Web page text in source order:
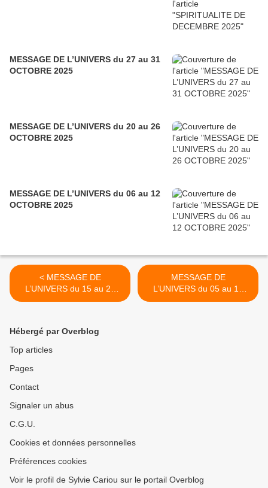
MESSAGE DE L’UNIVERS du 27 au 31
OCTOBRE 2025
MESSAGE DE L’UNIVERS du 20 au 26
OCTOBRE 2025
MESSAGE DE L’UNIVERS du 06 au 12
OCTOBRE 2025
< MESSAGE DE
L’UNIVERS du 15 au 21
JANVIER 2023
MESSAGE DE
L’UNIVERS du 05 au 11
FEVRIER 2024 >
Hébergé par Overblog
Top articles
Pages
Contact
Signaler un abus
C.G.U.
Cookies et données personnelles
Préférences cookies
Voir le profil de Sylvie Cariou sur le portail Overblog